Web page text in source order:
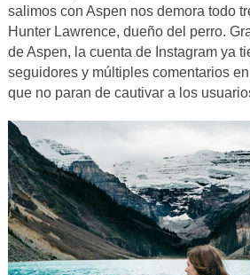
salimos con Aspen nos demora todo
Hunter Lawrence, dueño del perro.
de Aspen, la cuenta de Instagram ya
seguidores y múltiples comentarios
que no paran de cautivar a los